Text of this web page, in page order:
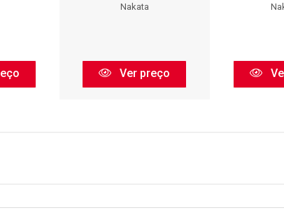
Nakata
Ver preço